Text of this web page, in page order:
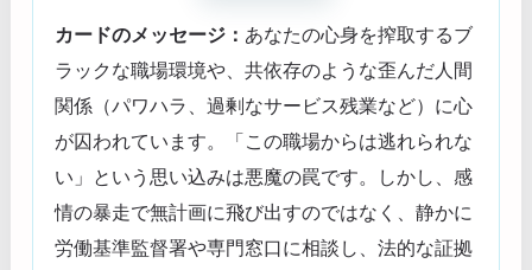
カードのメッセージ： あなたの心身を搾取するブ
ラックな職場環境や、共依存のような歪んだ人間
関係（パワハラ、過剰なサービス残業など）に心
が囚われています。「この職場からは逃れられな
い」という思い込みは悪魔の罠です。しかし、感
情の暴走で無計画に飛び出すのではなく、静かに
労働基準監督署や専門窓口に相談し、法的な証拠